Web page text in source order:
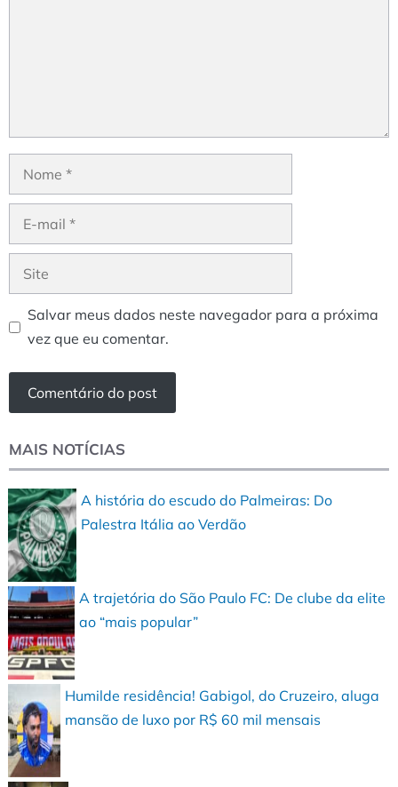
Nome
Site
Salvar meus dados neste navegador para a próxima
vez que eu comentar.
MAIS NOTÍCIAS
A história do escudo do Palmeiras: Do
Palestra Itália ao Verdão
A trajetória do São Paulo FC: De clube da elite
ao “mais popular”
Humilde residência! Gabigol, do Cruzeiro, aluga
mansão de luxo por R$ 60 mil mensais